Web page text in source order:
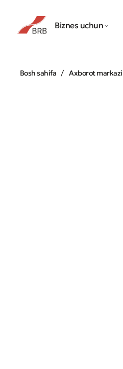
Biznes uchun
Bosh sahifa Axborot markazi